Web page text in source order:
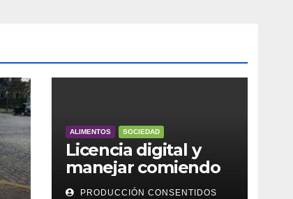
ALIMENTOS SOCIEDAD
Licencia digital y
manejar comiendo
PRODUCCIÓN CONSENTIDOS